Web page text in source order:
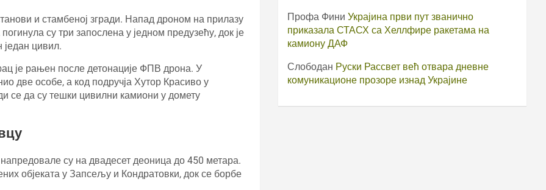
и стамбеној згради. Напад дроном на прилазу
су три запослена у једном предузећу, док је
цивил.
је рањен после детонације ФПВ дрона. У
две особе, а код подручја Хутор Красиво у
се да су тешки цивилни камиони у домету
су на двадесет деоница до 450 метара.
објеката у Запсељу и Кондратовки, док се борбе
Профа Фини Украјина први пут званично
приказала СТАСХ са Хеллфире ракетама на
камиону ДАФ
Слободан Руски Рассвет већ отвара дневне
комуникационе прозоре изнад Украјине